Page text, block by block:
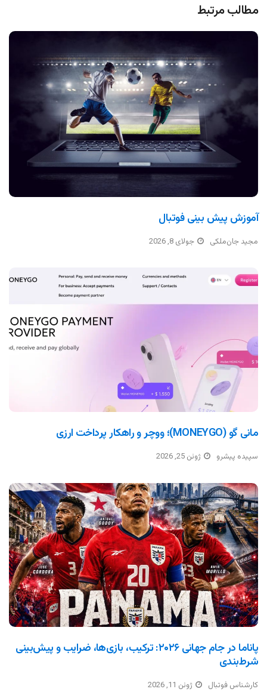
مطالب مرتبط
آموزش پیش بینی فوتبال
مجید جان‌ملکی جولای 8, 2026
مانی گو (MONEYGO)؛ ووچر و راهکار پرداخت ارزی
سپیده پیشرو ژوئن 25, 2026
پاناما در جام جهانی ۲۰۲۶: ترکیب، بازی‌ها، ضرایب و پیش‌بینی
شرط‌بندی
کارشناس فوتبال ژوئن 11, 2026